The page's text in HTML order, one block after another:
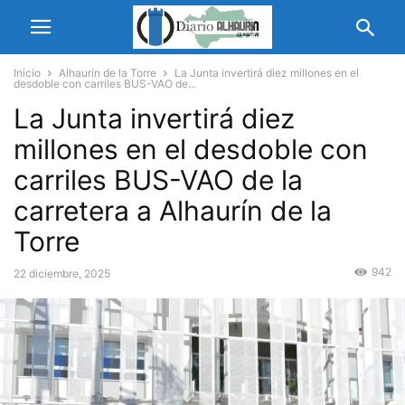
Inicio Alhaurín de la Torre
La Junta invertirá diez millones en el
desdoble con carriles BUS-VAO de...
La Junta invertirá diez
millones en el desdoble con
carriles BUS-VAO de la
carretera a Alhaurín de la
Torre
22 diciembre, 2025 942